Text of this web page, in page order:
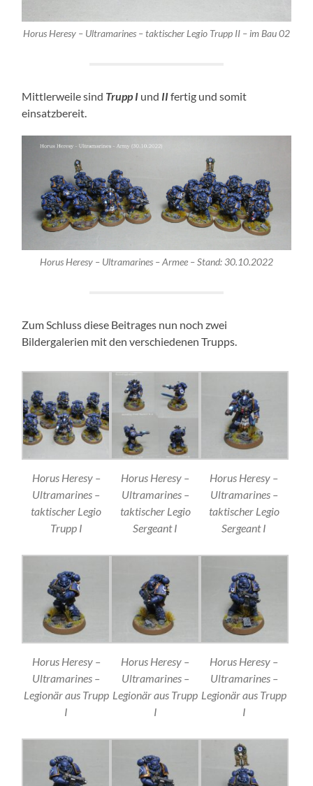
Horus Heresy – Ultramarines – taktischer Legio Trupp II – im Bau 02
Mittlerweile sind Trupp I und IIfertig und somit
einsatzbereit.
Horus Heresy – Ultramarines – Armee – Stand: 30.10.2022
Zum Schluss diese Beitrages nun noch zwei
Bildergalerien mit den verschiedenen Trupps.
Horus Heresy –
Ultramarines –
taktischer Legio
Trupp I
Horus Heresy –
Ultramarines –
taktischer Legio
Sergeant I
Horus Heresy –
Ultramarines –
taktischer Legio
Sergeant I
Horus Heresy –
Ultramarines –
Legionär aus Trupp
I
Horus Heresy –
Ultramarines –
Legionär aus Trupp
I
Horus Heresy –
Ultramarines –
Legionär aus Trupp
I